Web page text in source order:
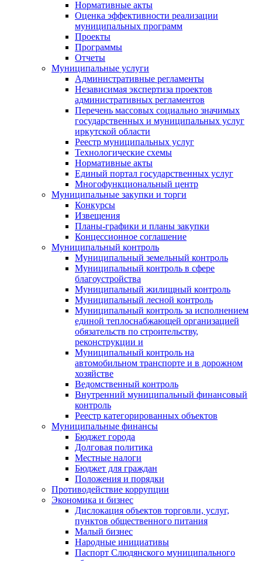
Нормативные акты
Оценка эффективности реализации
муниципальных программ
Проекты
Программы
Отчеты
Муниципальные услуги
Административные регламенты
Независимая экспертиза проектов
административных регламентов
Перечень массовых социально значимых
государственных и муниципальных услуг
иркутской области
Реестр муниципальных услуг
Технологические схемы
Нормативные акты
Единый портал государственных услуг
Многофункциональный центр
Муниципальные закупки и торги
Конкурсы
Извещения
Планы-графики и планы закупки
Концессионное соглашение
Муниципальный контроль
Муниципальный земельный контроль
Муниципальный контроль в сфере
благоустройства
Муниципальный жилищный контроль
Муниципальный лесной контроль
Муниципальный контроль за исполнением
единой теплоснабжающей организацией
обязательств по строительству,
реконструкции и
Муниципальный контроль на
автомобильном транспорте и в дорожном
хозяйстве
Ведомственный контроль
Внутренний муниципальный финансовый
контроль
Реестр категорированных объектов
Муниципальные финансы
Бюджет города
Долговая политика
Местные налоги
Бюджет для граждан
Положения и порядки
Противодействие коррупции
Экономика и бизнес
Дислокация объектов торговли, услуг,
пунктов общественного питания
Малый бизнес
Народные инициативы
Паспорт Слюдянского муниципального